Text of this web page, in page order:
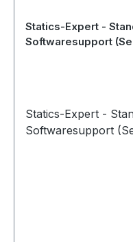
Statics-Expert -
Softwaresupport
Statics-Expert -
Softwaresupport